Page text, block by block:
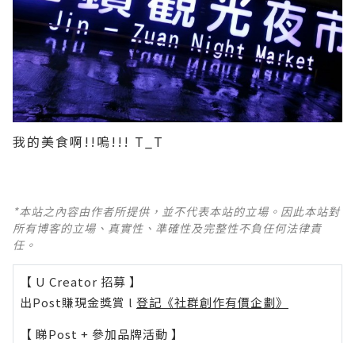
我的美食啊!!嗚!!! T_T
*本站之內容由作者所提供，並不代表本站的立場。因此本站對
所有博客的立場、真實性、準確性及完整性不負任何法律責
任。
【 U Creator 招募 】
出Post賺現金獎賞 l 登記《社群創作有價企劃》
【 睇Post + 參加品牌活動 】